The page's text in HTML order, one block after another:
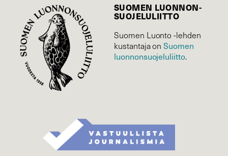
SUOMEN LUONNON­
SUOJELU­LIITTO
Suomen Luonto -lehden
kustantaja onSuomen
luonnonsuojelu­liitto.